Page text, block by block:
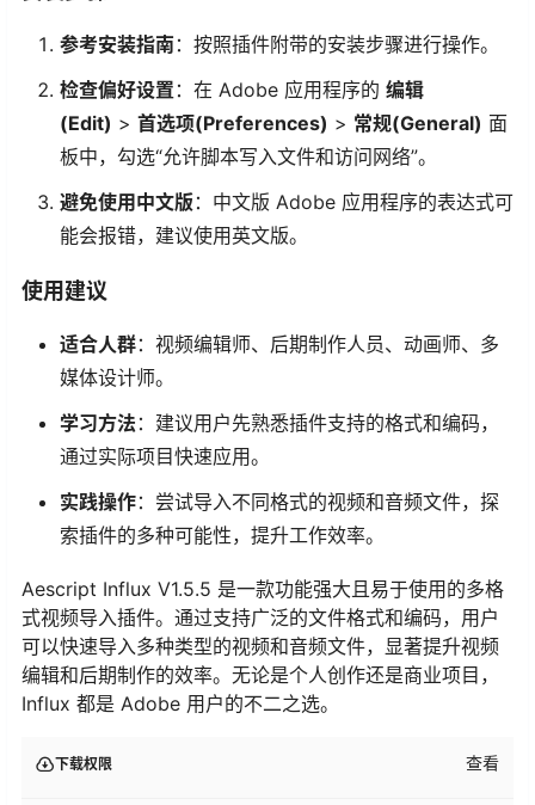
参考安装指南：按照插件附带的安装步骤进行操作。
检查偏好设置 ：在 Adobe 应用程序的 编辑
(Edit) > 首选项(Preferences) > 常规(General) 面
板中，勾选“允许脚本写入文件和访问网络”。
避免使用中文版：中文版 Adobe 应用程序的表达式可
能会报错，建议使用英文版。
使用建议
适合人群：视频编辑师、后期制作人员、动画师、多
媒体设计师。
学习方法 ：建议用户先熟悉插件支持的格式和编码，
通过实际项目快速应用。
实践操作：尝试导入不同格式的视频和音频文件，探
索插件的多种可能性，提升工作效率。
Aescript Influx V1.5.5 是一款功能强大且易于使用的多格
式视频导入插件。通过支持广泛的文件格式和编码，用户
可以快速导入多种类型的视频和音频文件，显著提升视频
编辑和后期制作的效率。无论是个人创作还是商业项目，
Influx 都是 Adobe 用户的不二之选。
下载权限 查看